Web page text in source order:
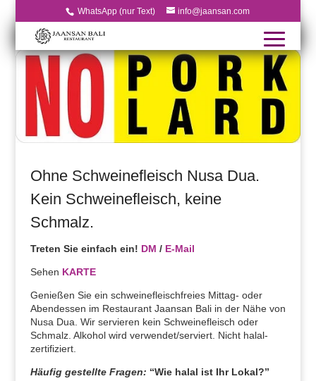
WhatsApp (nur Text) info@jaansan.com
Ohne Schweinefleisch Nusa Dua.
Kein Schweinefleisch, keine
Schmalz.
Treten Sie einfach ein! DM / E-Mail
Sehen KARTE
Genießen Sie ein schweinefleischfreies Mittag- oder
Abendessen im Restaurant Jaansan Bali in der Nähe von
Nusa Dua. Wir servieren kein Schweinefleisch oder
Schmalz. Alkohol wird verwendet/serviert. Nicht halal-
zertifiziert.
Häufig gestellte Fragen: “Wie halal ist Ihr Lokal?”